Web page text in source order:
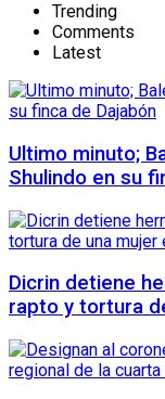
Trending
Comments
Latest
Ultimo minuto;
Shulindo en su
Dicrin detiene
rapto y tortura